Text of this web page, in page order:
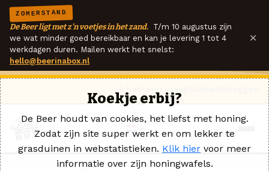
ZOMERSTAND
De Beer ligt met z'n voetjes in het zand. T/m 10 augustus zijn
we wat minder goed bereikbaar en kan je levering 1 tot 4
werkdagen duren. Mailen werkt het snelst:
hello@beerinabox.nl
×
Koekje erbij?
De Beer houdt van cookies, het liefst met honing.
Zodat zijn site super werkt en om lekker te
grasduinen in webstatistieken. Klik hier voor meer
informatie over zijn honingwafels.